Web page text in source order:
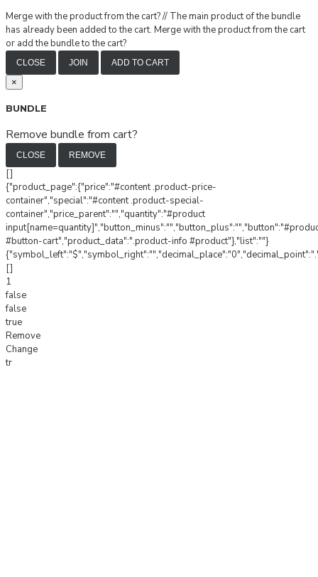
Merge with the product from the cart?// The main product of the bundle
has already been added to the cart. Merge with the product from the cart
or add the bundle to the cart?
CLOSE JOIN ADD TO CART
×
BUNDLE
Remove bundle from cart?
CLOSE REMOVE
[]
{"product_page":{"price":"#content .product-price-
container","special":"#content .product-special-
container","price_parent":"","quantity":"#product
#button-cart","product_data":".product-info #product"},"list":""}
[]
1
false
false
true
Remove
Change
tr